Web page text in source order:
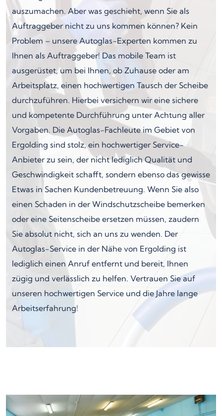
auszumachen. Aber was geschieht, wenn Sie als
Auftraggeber nicht zu uns kommen können? Kein
Problem – unsere Autoglas-Experten kommen zu
Ihnen als Auftraggeber! Das mobile Team ist
ausgerüstet, um bei Ihnen, ob Zuhause oder am
Arbeitsplatz, einen hochwertigen Tausch der Scheibe
durchzuführen. Hierbei versichern wir eine sichere
und kompetente Durchführung unter Achtung aller
Vorgaben. Die Autoglas-Fachleute im Gebiet von
Ergolding sind stolz, ein hochwertiger Service-
Anbieter zu sein, der nicht lediglich Qualität und
Geschwindigkeit schafft, sondern ebenso das gewisse
Etwas in Sachen Kundenbetreuung. Wenn Sie also
einen Schaden in der Windschutzscheibe bemerken
oder eine Seitenscheibe ersetzen müssen, zaudern
Sie absolut nicht, sich an uns zu wenden. Der
Autoglas-Service in der Nähe von Ergolding ist
lediglich einen Anruf entfernt und bereit, Ihnen
zügig und verlässlich zu helfen. Vertrauen Sie auf
unseren hochwertigen Service und die Jahre lange
Arbeitserfahrung!